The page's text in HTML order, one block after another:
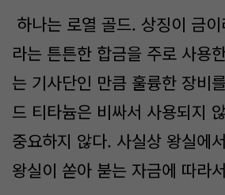
하나는 로열 골드. 상징이 금
라는 튼튼한 합금을 주로 사용
는 기사단인 만큼 훌륭한 장비
드 티타늄은 비싸서 사용되지
중요하지 않다. 사실상 왕실에
왕실이 쏟아 붇는 자금에 따라